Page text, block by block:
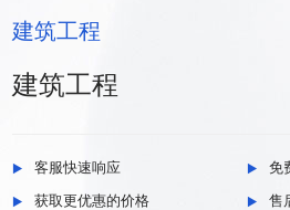
建筑工程
建筑工程
客服快速响应
免
获取更优惠的价格
售